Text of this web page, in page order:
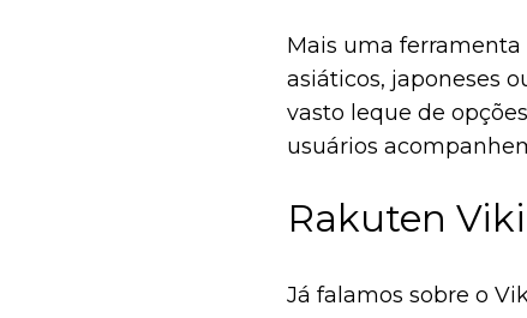
Mais uma
asiáticos, japoneses
vasto leque de
usuários
Rakuten Viki
Já falamos sobre o